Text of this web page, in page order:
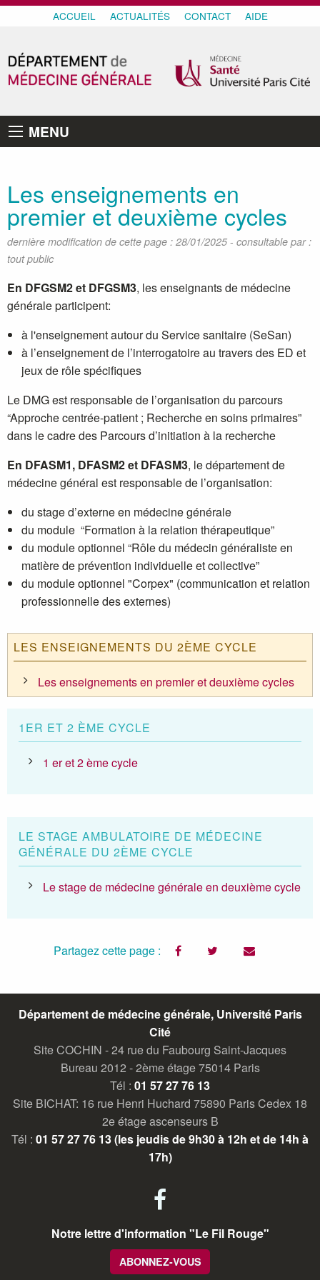
ACCUEIL ACTUALITÉS CONTACT AIDE
MENU
Les enseignements en
premier et deuxième cycles
dernière modification de cette page : 28/01/2025 - consultable par :
tout public
En DFGSM2 et DFGSM3, les enseignants de médecine
générale participent:
à l'enseignement autour du Service sanitaire (SeSan)
à l’enseignement de l’interrogatoire au travers des ED et
jeux de rôle spécifiques
Le DMG est responsable de l’organisation du parcours
“Approche centrée-patient ; Recherche en soins primaires”
dans le cadre des Parcours d’initiation à la recherche
En DFASM1, DFASM2 et DFASM3, le département de
médecine général est responsable de l’organisation:
du stage d’externe en médecine générale
du module “Formation à la relation thérapeutique”
du module optionnel “Rôle du médecin généraliste en
matière de prévention individuelle et collective”
du module optionnel "Corpex" (communication et relation
professionnelle des externes)
LES ENSEIGNEMENTS DU 2ÈME CYCLE
Les enseignements en premier et deuxième cycles
1ER ET 2 ÈME CYCLE
1 er et 2 ème cycle
LE STAGE AMBULATOIRE DE MÉDECINE
GÉNÉRALE DU 2ÈME CYCLE
Le stage de médecine générale en deuxième cycle
Partagez cette page : facebook twitter
Département de médecine générale, Université Paris
Cité
Site COCHIN - 24 rue du Faubourg Saint-Jacques
Bureau 2012 - 2ème étage 75014 Paris
Tél : 01 57 27 76 13
Site BICHAT: 16 rue Henri Huchard 75890 Paris Cedex 18
2e étage ascenseurs B
Tél : 01 57 27 76 13 (les jeudis de 9h30 à 12h et de 14h à
17h)
Notre lettre d'information "Le Fil Rouge"
ABONNEZ-VOUS